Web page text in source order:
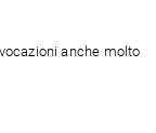
anche molto